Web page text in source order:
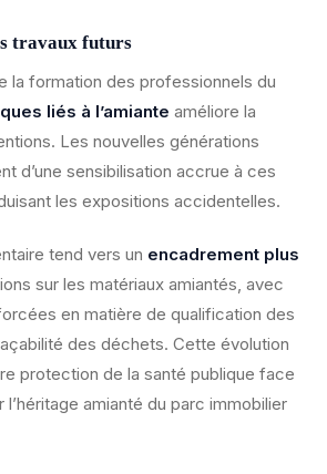
travaux futurs
la formation des professionnels du
liés à l’amiante améliore la
Les nouvelles générations
d’une sensibilisation accrue à ces
les expositions accidentelles.
tend vers un encadrement plus
sur les matériaux amiantés, avec
en matière de qualification des
des déchets. Cette évolution
protection de la santé publique face
amianté du parc immobilier